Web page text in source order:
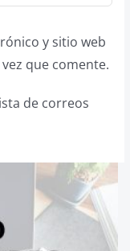
y sitio web
que comente.
de correos